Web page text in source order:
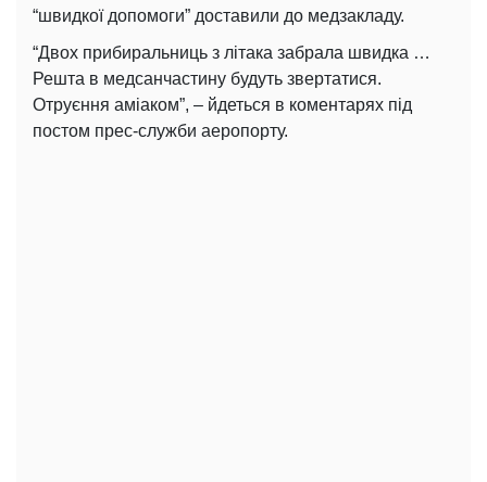
“швидкої допомоги” доставили до медзакладу.
“Двох прибиральниць з літака забрала швидка …
Решта в медсанчастину будуть звертатися.
Отруєння аміаком”, – йдеться в коментарях під
постом прес-служби аеропорту.